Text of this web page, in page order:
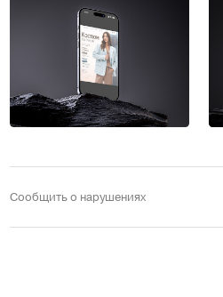
Сообщить о нарушениях